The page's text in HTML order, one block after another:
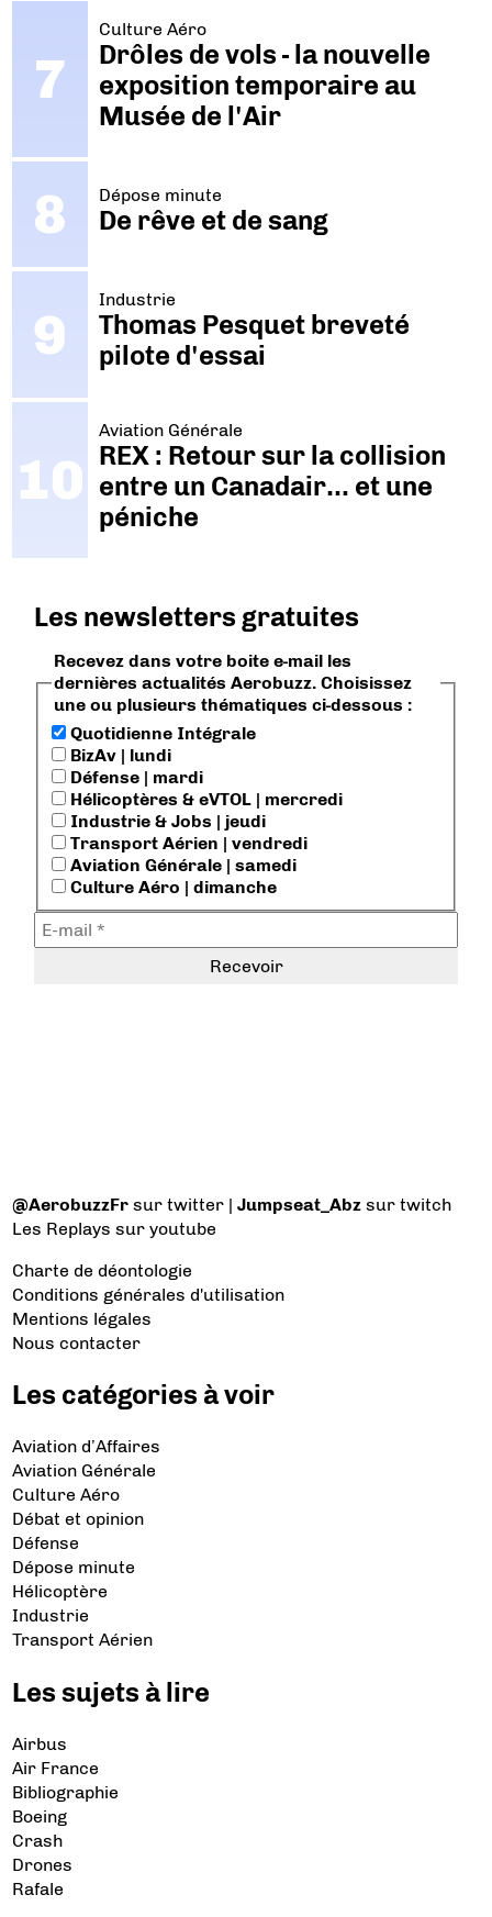
Culture Aéro
Drôles de vols - la nouvelle
exposition temporaire au
Musée de l'Air
Dépose minute
De rêve et de sang
Industrie
Thomas Pesquet breveté
pilote d'essai
Aviation Générale
REX : Retour sur la collision
entre un Canadair… et une
péniche
Les newsletters gratuites
Recevez dans votre boite e-mail les
dernières actualités Aerobuzz. Choisissez
une ou plusieurs thématiques ci-dessous :
Quotidienne Intégrale
BizAv | lundi
Défense | mardi
Hélicoptères & eVTOL | mercredi
Industrie & Jobs | jeudi
Transport Aérien | vendredi
Aviation Générale | samedi
Culture Aéro | dimanche
@AerobuzzFr sur twitter |Jumpseat_Abz sur twitch
Les Replays sur youtube
Charte de déontologie
Conditions générales d'utilisation
Mentions légales
Nous contacter
Les catégories à voir
Aviation d’Affaires
Aviation Générale
Culture Aéro
Débat et opinion
Défense
Dépose minute
Hélicoptère
Industrie
Transport Aérien
Les sujets à lire
Airbus
Air France
Bibliographie
Boeing
Crash
Drones
Rafale